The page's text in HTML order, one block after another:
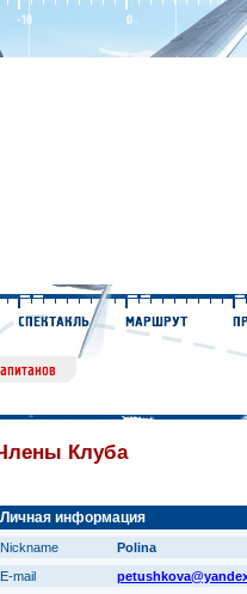
Клуба
Личная информация
Nickname
Polina
E-mail